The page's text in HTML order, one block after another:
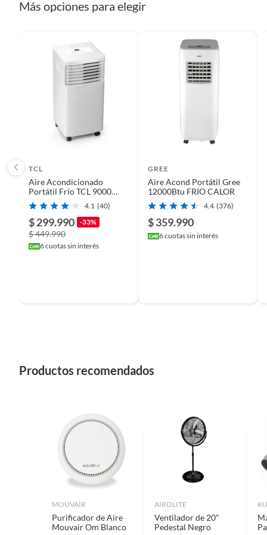
Características
capacidad de refrigeración de 7000 BTU te permite
cuenta con un filtro de aire lavable, que te permite
es silencioso, con un nivel de ruido de 54 dB, lo que
acondicionado también cuenta con un temporizador,
Más opciones para elegir
TCL
Aire Acondicionado
Portátil Frío TCL 9000
BTU 3 en 1
4.1 (40)
$ 299.990 -33%
$ 449.990
6cuotas sin interés
GREE
Aire Acond Portátil Gree
12000Btu FRIO CALOR
4.4 (376)
$ 359.990
6cuotas sin interés
Productos recomendados
MOUVAIR
Purificador de Aire
Mouvair Om Blanco
AIROLITE
Ventilador de 20"
Pedestal Negro